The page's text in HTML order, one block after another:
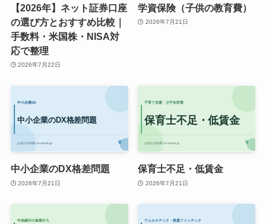
【2026年】ネット証券口座
の選び方とおすすめ比較｜
手数料・米国株・NISA対
応で整理
2026年7月22日
学資保険（子供の教育費）
2026年7月21日
中小企業のDX格差問題
2026年7月21日
保育士不足・低賃金
2026年7月21日